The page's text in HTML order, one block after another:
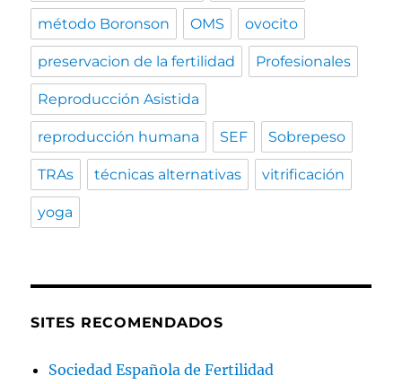
método Boronson OMS ovocito
preservacion de la fertilidad Profesionales
Reproducción Asistida
reproducción humana SEF Sobrepeso
TRAs técnicas alternativas vitrificación
yoga
SITES RECOMENDADOS
Sociedad Española de Fertilidad